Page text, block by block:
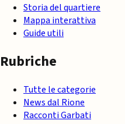
Storia del quartiere
Mappa interattiva
Guide utili
Rubriche
Tutte le categorie
News dal Rione
Racconti Garbati